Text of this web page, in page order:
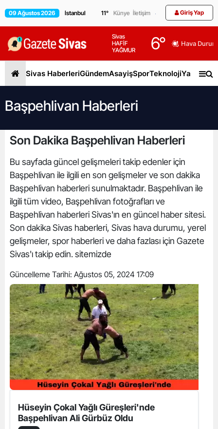
09 Ağustos 2026 11° Künye İletişim Giriş Yap
Sivas
HAFİF
YAĞMUR
6° Hava
Sivas HaberleriGündemAsayişSporTeknolojiYaşam
Başpehlivan Haberleri
Son Dakika Başpehlivan Haberleri
Bu sayfada güncel gelişmeleri takip edenler için
Başpehlivan ile ilgili en son gelişmeler ve son dakika
Başpehlivan haberleri sunulmaktadır. Başpehlivan ile
ilgili tüm video, Başpehlivan fotoğrafları ve
Başpehlivan haberleri Sivas'ın en güncel haber sitesi.
Son dakika Sivas haberleri, Sivas hava durumu, yerel
gelişmeler, spor haberleri ve daha fazlası için Gazete
Sivas'ı takip edin. sitemizde
Güncelleme Tarihi: Ağustos 05, 2024 17:09
Hüseyin Çokal Yağlı Güreşleri'nde
Başpehlivan Ali Gürbüz Oldu